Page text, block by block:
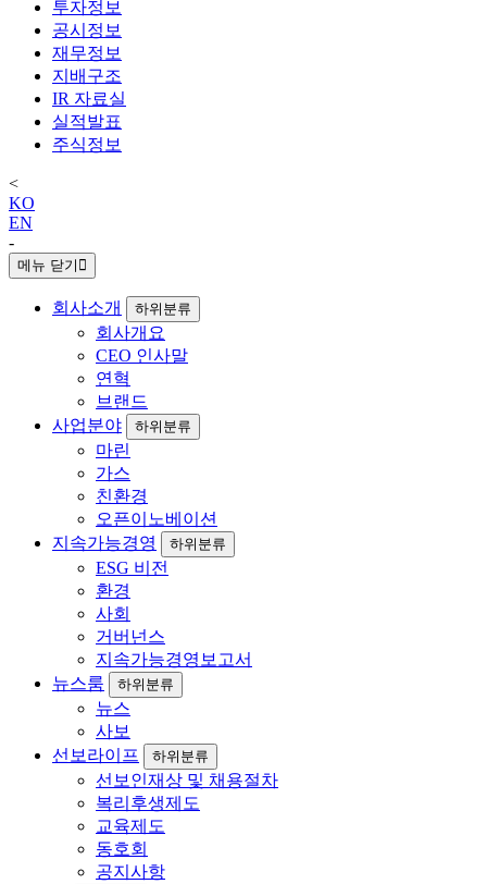
투자정보
공시정보
재무정보
지배구조
IR 자료실
실적발표
주식정보
<
KO
EN
-
메뉴 닫기
회사소개 하위분류
회사개요
CEO 인사말
연혁
브랜드
사업분야
하위분류
마린
가스
친환경
오픈이노베이션
지속가능경영
하위분류
ESG 비전
환경
사회
거버넌스
지속가능경영보고서
뉴스룸
하위분류
뉴스
사보
선보라이프
하위분류
선보인재상 및 채용절차
복리후생제도
교육제도
동호회
공지사항